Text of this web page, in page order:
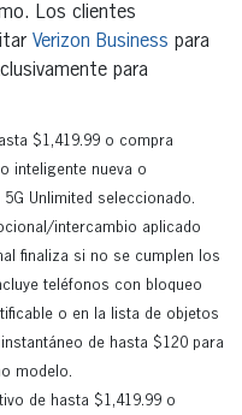
Los clientes
Verizon Business para
para
$1,419.99 o compra
inteligente nueva o
Unlimited seleccionado.
intercambio aplicado
finaliza si no se cumplen los
teléfonos con bloqueo
o en la lista de objetos
de hasta $120 para
modelo.
de hasta $1,419.99 o